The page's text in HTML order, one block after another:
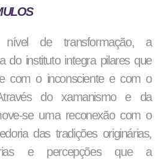
de transformação, a
do instituto integra pilares que
com o inconsciente e com o
do xamanismo e da
se uma reconexão com o
das tradições originárias,
e percepções que a